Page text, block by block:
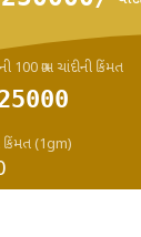
કિંમત (1gm)
ગ્રામ ચાંદીની કિંમત